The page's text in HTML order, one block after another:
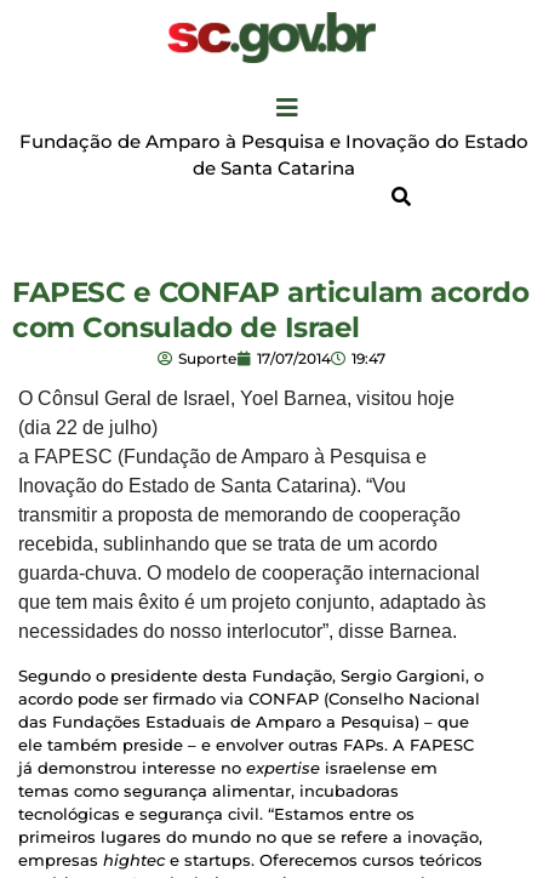
Fundação de Amparo à Pesquisa e Inovação do Estado
de Santa Catarina
FAPESC e CONFAP articulam acordo
com Consulado de Israel
Suporte 17/07/2014 19:47
O Cônsul Geral de Israel, Yoel Barnea, visitou hoje
(dia 22 de julho)
a FAPESC (Fundação de Amparo à Pesquisa e
Inovação do Estado de Santa Catarina). “Vou
transmitir a proposta de memorando de cooperação
recebida, sublinhando que se trata de um acordo
guarda-chuva. O modelo de cooperação internacional
que tem mais êxito é um projeto conjunto, adaptado às
necessidades do nosso interlocutor”, disse Barnea.
Segundo o presidente desta Fundação, Sergio Gargioni, o
acordo pode ser firmado via CONFAP (Conselho Nacional
das Fundações Estaduais de Amparo a Pesquisa) – que
ele também preside – e envolver outras FAPs. A FAPESC
já demonstrou interesse no expertise israelense em
temas como segurança alimentar, incubadoras
tecnológicas e segurança civil. “Estamos entre os
primeiros lugares do mundo no que se refere a inovação,
empresas hightece startups. Oferecemos cursos teóricos